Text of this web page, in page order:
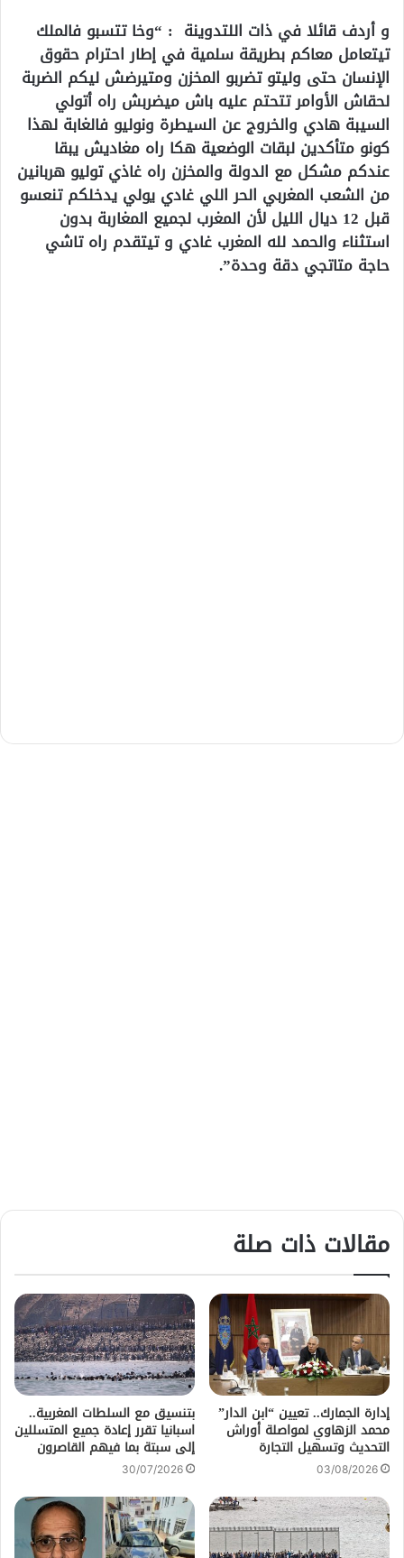
و أردف قائلا في ذات اللتدوينة : “وخا تتسبو فالملك
تيتعامل معاكم بطريقة سلمية في إطار احترام حقوق
الإنسان حتى وليتو تضربو المخزن ومتيرضش ليكم الضربة
لحقاش الأوامر تتحتم عليه باش ميضربش راه أتولي
السيبة هادي والخروج عن السيطرة ونوليو فالغابة لهذا
كونو متأكدين لبقات الوضعية هكا راه مغاديش يبقا
عندكم مشكل مع الدولة والمخزن راه غاذي توليو هربانين
من الشعب المغربي الحر اللي غادي يولي يدخلكم تنعسو
قبل 12 ديال الليل لأن المغرب لجميع المغاربة بدون
استثناء والحمد لله المغرب غادي و تيتقدم راه تاشي
حاجة متاتجي دقة وحدة”.
مقالات ذات صلة
إدارة الجمارك.. تعيين “ابن الدار”
محمد الزهاوي لمواصلة أوراش
التحديث وتسهيل التجارة
03/08/2026
بتنسيق مع السلطات المغربية..
اسبانيا تقرر إعادة جميع المتسللين
إلى سبتة بما فيهم القاصرون
30/07/2026